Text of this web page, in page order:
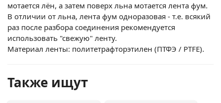
мотается лён, а затем поверх льна мотается лента фум.
В отличии от льна, лента фум одноразовая - т.е. всякий
раз после разбора соединения рекомендуется
использовать "свежую" ленту.
Материал ленты: политетрафторэтилен (ПТФЭ / PTFE).
Также ищут